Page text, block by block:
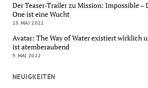
Der Teaser-Trailer zu Mission: Impossible –
One ist eine Wucht
23. MAI 2022
Avatar: The Way of Water existiert wirklich
ist atemberaubend
9. MAI 2022
NEUIGKEITEN